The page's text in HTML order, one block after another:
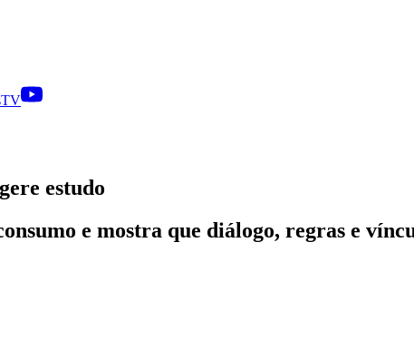
estudo
e mostra que diálogo, regras e